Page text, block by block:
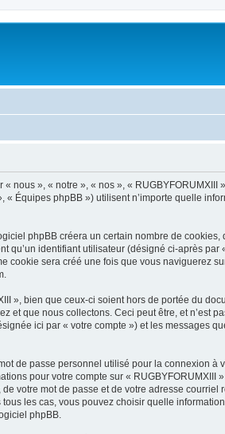
», « notre », « nos », « RUGBYFORUMXIII
Équipes phpBB ») utilisent n’importe quelle
phpBB créera un certain nombre de
identifiant utilisateur (désigné ci-après
sera créé une fois que vous naviguerez
», bien que ceux-ci soient hors de portée du
que nous collectons. Ceci peut être, et n’est
ici par « votre compte ») et les messages
de passe personnel utilisé pour la connexion à
pour votre compte sur « RUGBYFORUMXIII
votre mot de passe et de votre adresse courriel
les cas, vous pouvez choisir quelle
phpBB.